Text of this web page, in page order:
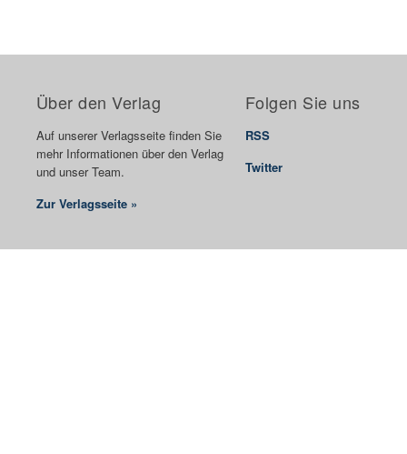
Über den Verlag
Auf unserer Verlagsseite finden Sie
mehr Informationen über den Verlag
und unser Team.
Zur Verlagsseite »
Folgen Sie uns
RSS
Twitter